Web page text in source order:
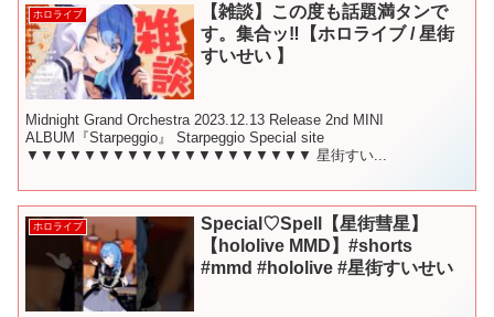
ホロライブ
【雑談】この度も話題満タンで
す。集合ッ‼【ホロライブ / 星街
すいせい 】
Midnight Grand Orchestra 2023.12.13 Release 2nd MINI
ALBUM『Starpeggio』 Starpeggio Special site
▼▼▼▼▼▼▼▼▼▼▼▼▼▼▼▼▼▼▼▼ 星街すい...
ホロライブ
Special♡Spell【星街彗星】
【hololive MMD】#shorts
#mmd #hololive #星街すいせい